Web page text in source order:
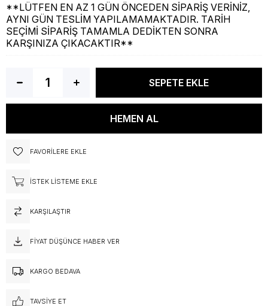
**LÜTFEN EN AZ 1 GÜN ÖNCEDEN SİPARİŞ VERİNİZ,
AYNI GÜN TESLİM YAPILAMAMAKTADIR. TARİH
SEÇİMİ SİPARİŞ TAMAMLA DEDİKTEN SONRA
KARŞINIZA ÇIKACAKTIR**
FAVORILERE EKLE
İSTEK LISTEME EKLE
KARŞILAŞTIR
FIYAT DÜŞÜNCE HABER VER
KARGO BEDAVA
TAVSIYE ET